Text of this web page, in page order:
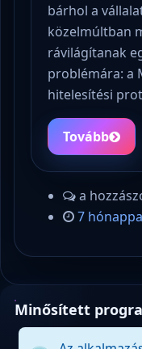
bárhol a
közelmúltban
rávilágítanak
problémára: a
hitelesítési
Tovább
a
7
Minősített